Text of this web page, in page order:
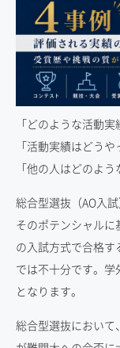
「どのような活動
「活動実績はどう
「他の人はどのよ
総合型選抜（AO入
そのポテンシャルに
の入試方式で合格
では不十分です。
となります。
総合型選抜におい